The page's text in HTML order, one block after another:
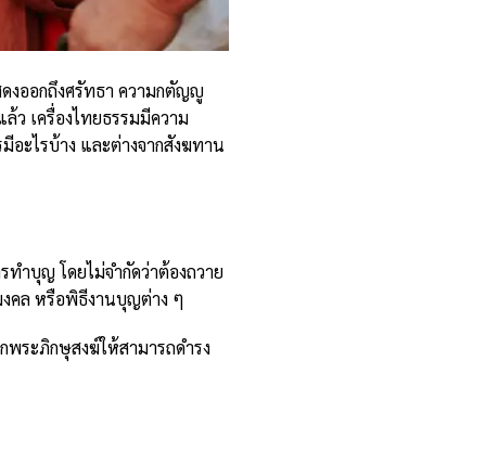
งออกถึงศรัทธา ความกตัญญู
ว เครื่องไทยธรรมมีความ
ะไรบ้าง และต่างจากสังฆทาน
ำบุญ โดยไม่จำกัดว่าต้องถวาย
คล หรือพิธีงานบุญต่าง ๆ
พระภิกษุสงฆ์ให้สามารถดำรง